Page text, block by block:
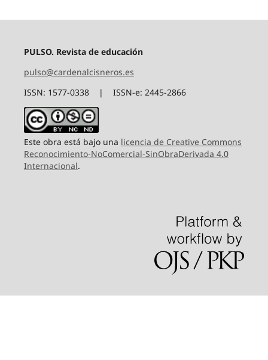
PULSO. Revista de educación
pulso@cardenalcisneros.es
ISSN: 1577-0338 | ISSN-e: 2445-2866
Este obra está bajo una licencia de Creative Commons
Reconocimiento-NoComercial-SinObraDerivada 4.0
Internacional.